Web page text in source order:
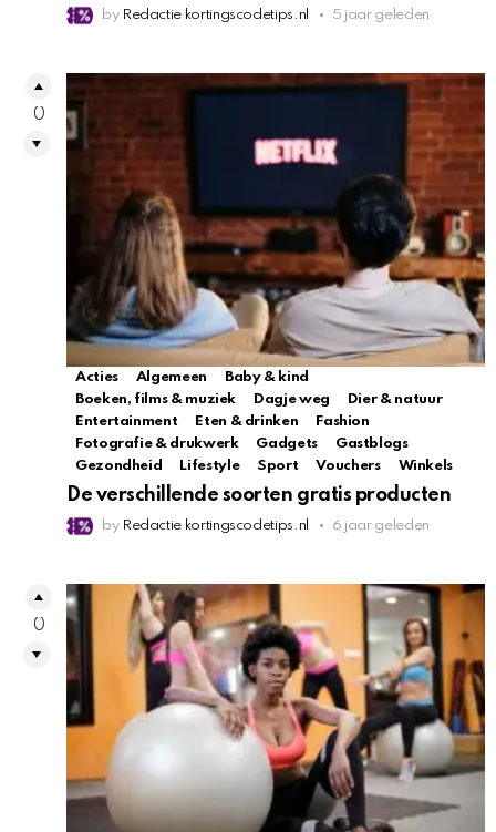
by Redactie kortingscodetips.nl 5 jaar geleden
Acties Algemeen
Baby & kind
Boeken, films & muziek
Dagje weg
Dier & natuur
Entertainment
Eten & drinken
Fashion
Fotografie & drukwerk
Gadgets
Gastblogs
Gezondheid
Lifestyle Sport Vouchers Winkels
De verschillende soorten gratis producten
by Redactie kortingscodetips.nl 6 jaar geleden
0
0